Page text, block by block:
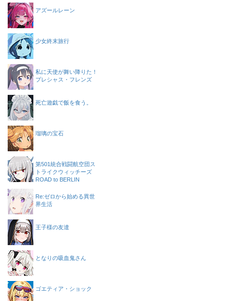
アズールレーン
少女終末旅行
私に天使が舞い降りた！
プレシャス・フレンズ
死亡遊戯で飯を食う。
瑠璃の宝石
第501統合戦闘航空団ス
トライクウィッチーズ
ROAD to BERLIN
Re:ゼロから始める異世
界生活
王子様の友達
となりの吸血鬼さん
ゴエティア・ショック